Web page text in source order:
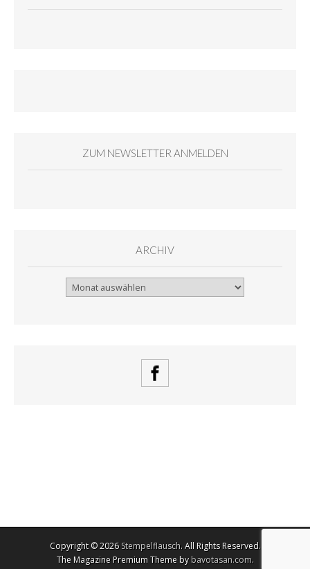
ZUM NEWSLETTER ANMELDEN
ARCHIV
Archiv
Copyright © 2026Stempelflausch. All Rights Reserved.
The Magazine Premium Theme bybavotasan.com.